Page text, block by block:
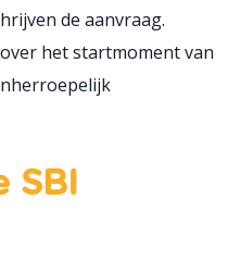
de aanvraag.
het startmoment van
SBI